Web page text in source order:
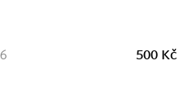
500 Kč